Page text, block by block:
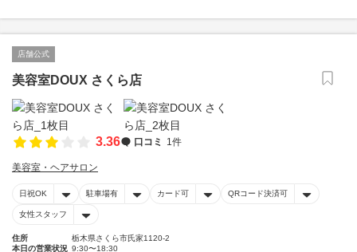
店舗公式
美容室DOUX さくら店
3.36 口コミ 1件
美容室・ヘアサロン
日祝OK 駐車場有 カード可 QRコード決済可
女性スタッフ
住所
栃木県さくら市氏家1120-2
本日の営業状況 9:30〜18:30